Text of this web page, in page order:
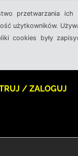
przetwarzania
użytkowników.
cookies były
/ ZALOGUJ